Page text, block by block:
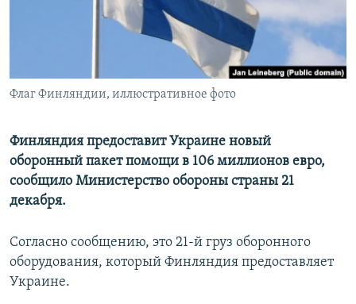
ПОБЕДИТЕЛЕЙ НЕ СУДЯТ?
УКРАИНСКАЯ ПРОБЛЕМА КРЫМА
ПРИСОЕДИНЯЙТЕСЬ!
Флаг Финляндии, иллюстративное фото
Финляндия предоставит Украине новый
оборонный пакет помощи в 106 миллионов евро,
сообщило Министерство обороны страны 21
декабря.
Согласно сообщению, это 21-й груз оборонного
оборудования, который Финляндия предоставляет
Украине.